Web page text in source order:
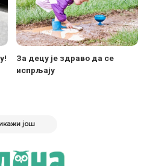
За децу је здраво да се
испрљају
још